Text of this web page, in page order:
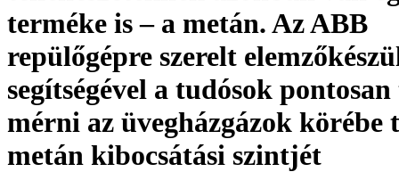
terméke is – a metán. Az ABB
repülőgépre szerelt
segítségével a tudósok
mérni az üvegházgázok körébe
metán kibocsátási szintjét